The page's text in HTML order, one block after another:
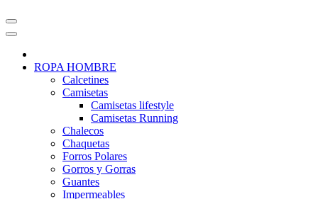
ROPA HOMBRE
Calcetines
Camisetas
Camisetas lifestyle
Camisetas Running
Chalecos
Chaquetas
Forros Polares
Gorros y Gorras
Guantes
Impermeables